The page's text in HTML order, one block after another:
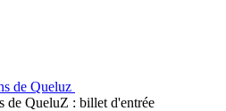
de Queluz
de QueluZ : billet d'entrée